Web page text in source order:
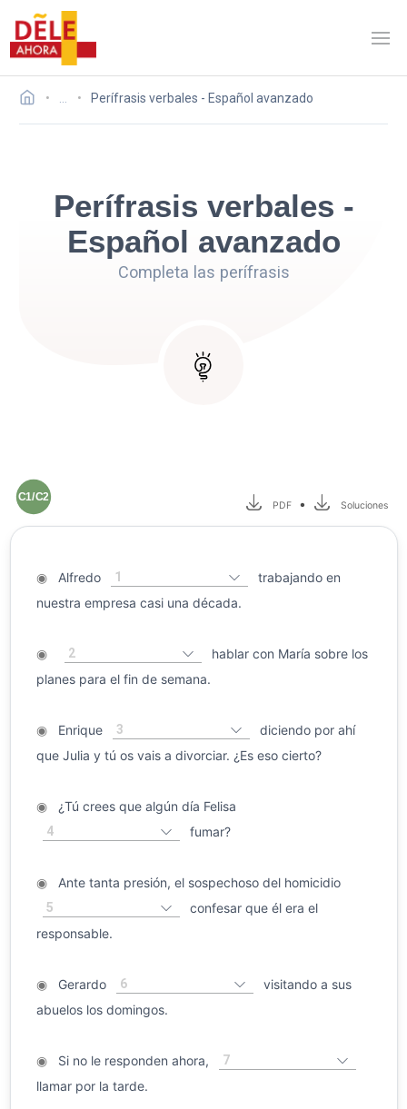
Perífrasis verbales - Español avanzado
Perífrasis verbales -
Español avanzado
Completa las perífrasis
C1/C2
PDF • Soluciones
◉Alfredo 1
trabajando en
nuestra empresa casi una década.
◉ 2
hablar con María sobre los
planes para el fin de semana.
◉Enrique 3
diciendo por ahí
que Julia y tú os vais a divorciar. ¿Es eso cierto?
◉¿Tú crees que algún día Felisa
4 fumar?
◉Ante tanta presión, el sospechoso del homicidio
5
confesar que él era el
responsable.
◉Gerardo 6
visitando a sus
abuelos los domingos.
◉Si no le responden ahora, 7
llamar por la tarde.